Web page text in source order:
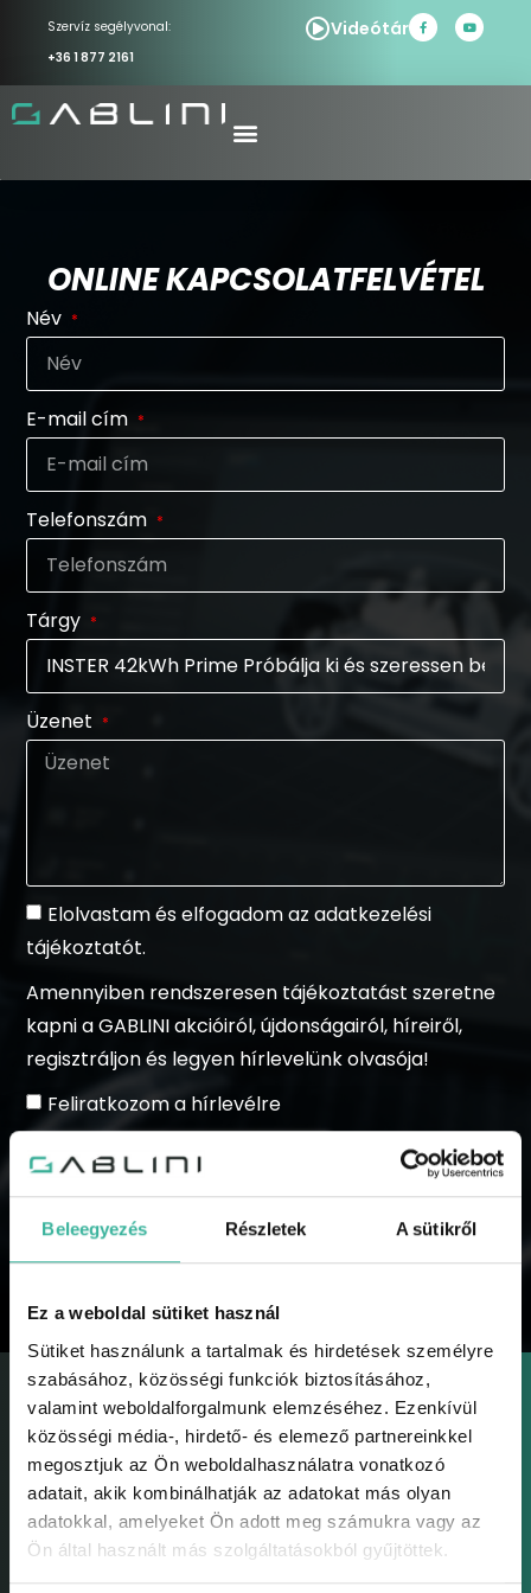
Beleegyezés Részletek A sütikről
Ez a weboldal sütiket használ
Sütiket használunk a tartalmak és hirdetések személyre
szabásához, közösségi funkciók biztosításához,
valamint weboldalforgalmunk elemzéséhez. Ezenkívül
közösségi média-, hirdető- és elemező partnereinkkel
megosztjuk az Ön weboldalhasználatra vonatkozó
adatait, akik kombinálhatják az adatokat más olyan
adatokkal, amelyeket Ön adott meg számukra vagy az
Ön által használt más szolgáltatásokból gyűjtöttek.
Szervíz segélyvonal:
+36 1 877 2161
Videótár
ONLINE KAPCSOLATFELVÉTEL
Név
E-mail cím
Telefonszám
Tárgy
Üzenet
Elolvastam és elfogadom az adatkezelési
tájékoztatót.
Amennyiben rendszeresen tájékoztatást szeretne
kapni a GABLINI akcióiról, újdonságairól, híreiről,
regisztráljon és legyen hírlevelünk olvasója!
Feliratkozom a hírlevélre
KÜLDÉS
GABLINI
Gablini
Környezetvédelem